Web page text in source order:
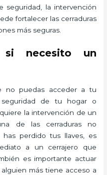
seguridad, la intervención
fortalecer las cerraduras
más seguras.
si necesito un
no puedas acceder a tu
de tu hogar o
la intervención de un
de las cerraduras no
perdido tus llaves, es
a un cerrajero que
es importante actuar
más tiene acceso a